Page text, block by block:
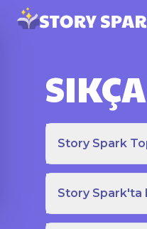
Story Spark
Story Spark'ta